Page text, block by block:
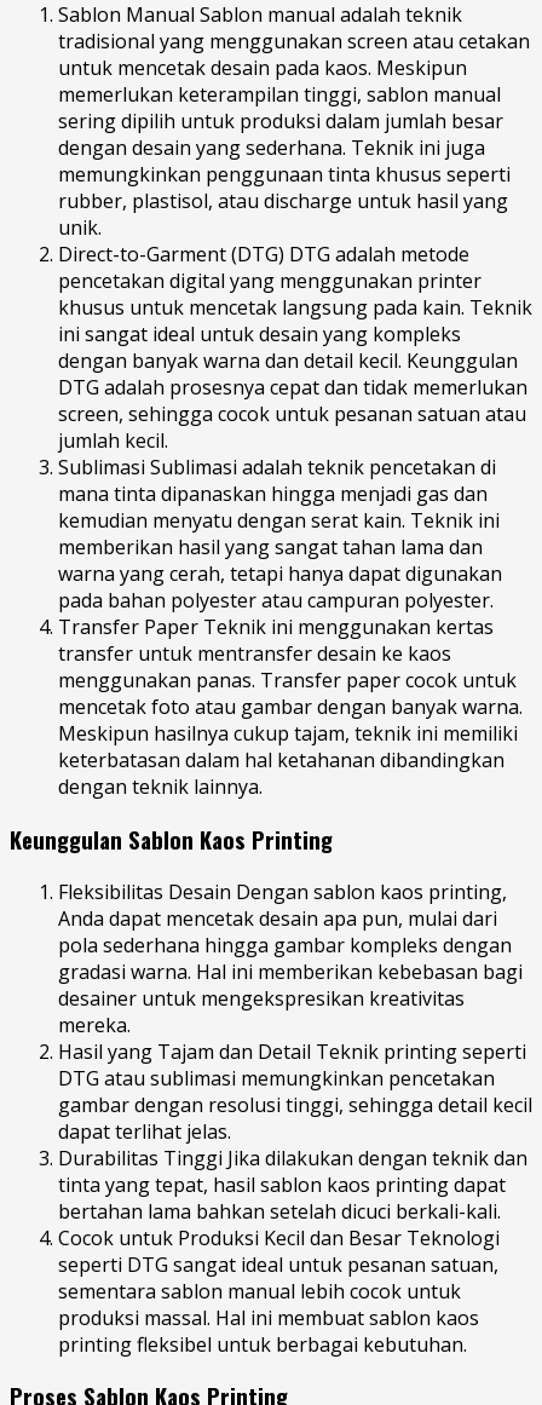
Sablon Manual Sablon manual adalah teknik
tradisional yang menggunakan screen atau cetakan
untuk mencetak desain pada kaos. Meskipun
memerlukan keterampilan tinggi, sablon manual
sering dipilih untuk produksi dalam jumlah besar
dengan desain yang sederhana. Teknik ini juga
memungkinkan penggunaan tinta khusus seperti
rubber, plastisol, atau discharge untuk hasil yang
unik.
Direct-to-Garment (DTG) DTG adalah metode
pencetakan digital yang menggunakan printer
khusus untuk mencetak langsung pada kain. Teknik
ini sangat ideal untuk desain yang kompleks
dengan banyak warna dan detail kecil. Keunggulan
DTG adalah prosesnya cepat dan tidak memerlukan
screen, sehingga cocok untuk pesanan satuan atau
jumlah kecil.
Sublimasi Sublimasi adalah teknik pencetakan di
mana tinta dipanaskan hingga menjadi gas dan
kemudian menyatu dengan serat kain. Teknik ini
memberikan hasil yang sangat tahan lama dan
warna yang cerah, tetapi hanya dapat digunakan
pada bahan polyester atau campuran polyester.
Transfer Paper Teknik ini menggunakan kertas
transfer untuk mentransfer desain ke kaos
menggunakan panas. Transfer paper cocok untuk
mencetak foto atau gambar dengan banyak warna.
Meskipun hasilnya cukup tajam, teknik ini memiliki
keterbatasan dalam hal ketahanan dibandingkan
dengan teknik lainnya.
Keunggulan Sablon Kaos Printing
Fleksibilitas Desain Dengan sablon kaos printing,
Anda dapat mencetak desain apa pun, mulai dari
pola sederhana hingga gambar kompleks dengan
gradasi warna. Hal ini memberikan kebebasan bagi
desainer untuk mengekspresikan kreativitas
mereka.
Hasil yang Tajam dan Detail Teknik printing seperti
DTG atau sublimasi memungkinkan pencetakan
gambar dengan resolusi tinggi, sehingga detail kecil
dapat terlihat jelas.
Durabilitas Tinggi Jika dilakukan dengan teknik dan
tinta yang tepat, hasil sablon kaos printing dapat
bertahan lama bahkan setelah dicuci berkali-kali.
Cocok untuk Produksi Kecil dan Besar Teknologi
seperti DTG sangat ideal untuk pesanan satuan,
sementara sablon manual lebih cocok untuk
produksi massal. Hal ini membuat sablon kaos
printing fleksibel untuk berbagai kebutuhan.
Proses Sablon Kaos Printing